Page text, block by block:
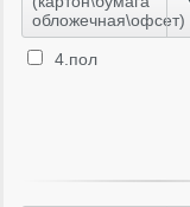
обложечная\офсет)
4.пол